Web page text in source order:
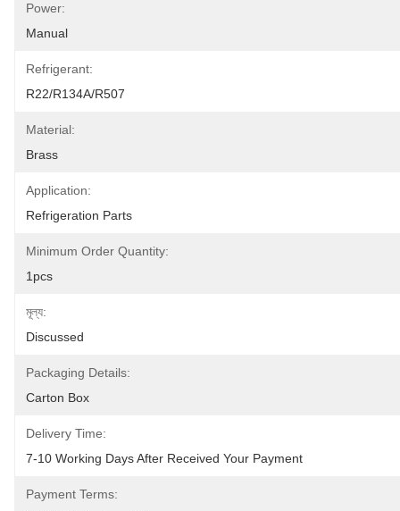
Power:
Manual
Refrigerant:
R22/R134A/R507
Material:
Brass
Application:
Refrigeration Parts
Minimum Order Quantity:
1pcs
মূল্য:
Discussed
Packaging Details:
Carton Box
Delivery Time:
7-10 Working Days After Received Your Payment
Payment Terms: